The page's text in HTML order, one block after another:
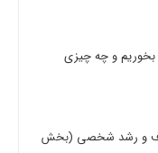
و چه چیزی
و رشد شخصی (بخش